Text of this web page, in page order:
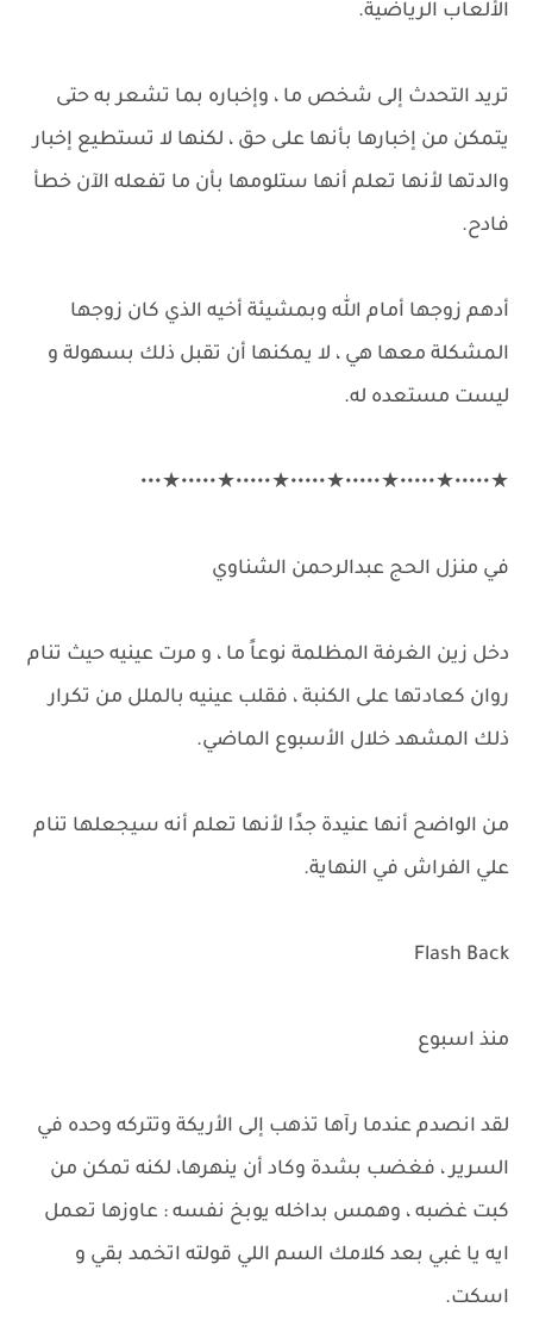
الألعاب الرياضية.
تريد التحدث إلى شخص ما ، وإخباره بما تشعر به حتى
يتمكن من إخبارها بأنها على حق ، لكنها لا تستطيع إخبار
والدتها لأنها تعلم أنها ستلومها بأن ما تفعله الآن خطأ
فادح.
أدهم زوجها أمام الله وبمشيئة أخيه الذي كان زوجها
المشكلة معها هي ، لا يمكنها أن تقبل ذلك بسهولة و
ليست مستعده له.
★•••••★•••••★•••••★•••••★•••••★•••••★•••
في منزل الحج عبدالرحمن الشناوي
دخل زين الغرفة المظلمة نوعاً ما ، و مرت عينيه حيث تنام
روان كعادتها على الكنبة ، فقلب عينيه بالملل من تكرار
ذلك المشهد خلال الأسبوع الماضي.
من الواضح أنها عنيدة جدًا لأنها تعلم أنه سيجعلها تنام
علي الفراش في النهاية.
Flash Back
منذ اسبوع
لقد انصدم عندما رآها تذهب إلى الأريكة وتتركه وحده في
السرير ، فغضب بشدة وكاد أن ينهرها، لكنه تمكن من
كبت غضبه ، وهمس بداخله يوبخ نفسه : عاوزها تعمل
ايه يا غبي بعد كلامك السم اللي قولته اتخمد بقي و
اسكت.